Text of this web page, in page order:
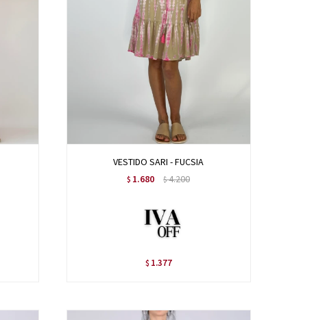
VESTIDO SARI - FUCSIA
$ 1.680 $4.200
$ 1.377